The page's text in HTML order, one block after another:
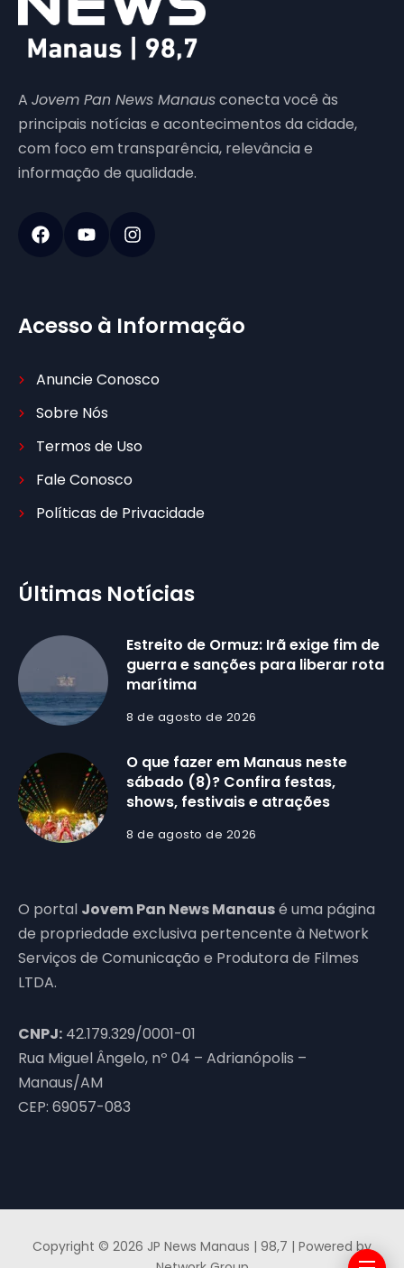
A Jovem Pan News Manausconecta você às
principais notícias e acontecimentos da cidade,
com foco em transparência, relevância e
informação de qualidade.
Acesso à Informação
Anuncie Conosco
Sobre Nós
Termos de Uso
Fale Conosco
Políticas de Privacidade
Últimas Notícias
Estreito de Ormuz: Irã exige fim de
guerra e sanções para liberar rota
marítima
8 de agosto de 2026
O que fazer em Manaus neste
sábado (8)? Confira festas,
shows, festivais e atrações
8 de agosto de 2026
O portal Jovem Pan News Manausé uma página
de propriedade exclusiva pertencente à Network
Serviços de Comunicação e Produtora de Filmes
LTDA.
CNPJ: 42.179.329/0001-01
Rua Miguel Ângelo, nº 04 – Adrianópolis –
Manaus/AM
CEP: 69057-083
Copyright © 2026 JP News Manaus | 98,7 | Powered by